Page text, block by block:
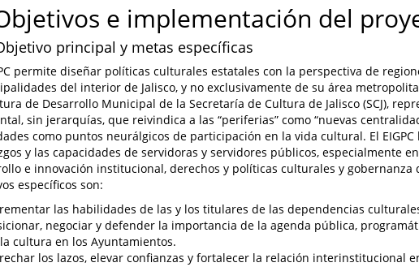
e implementación del
principal y metas específicas
permite diseñar políticas culturales estatales con la perspectiva de
del interior de Jalisco, y no exclusivamente de su área
de Desarrollo Municipal de la Secretaría de Cultura de Jalisco (SCJ),
sin jerarquías, que reivindica a las “periferias” como “nuevas
como puntos neurálgicos de participación en la vida cultural. El
y las capacidades de servidoras y servidores públicos, especialmente
e innovación institucional, derechos y políticas culturales y gobernanza
específicos son:
las habilidades de las y los titulares de las dependencias
negociar y defender la importancia de la agenda pública,
cultura en los Ayuntamientos.
los lazos, elevar confianzas y fortalecer la relación interinstitucional